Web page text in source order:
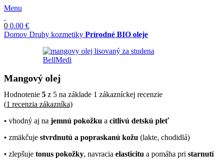
Menu
0 0.00 €
Domov Druhy kozmetiky Prírodné BIO oleje
Mangový olej
Hodnotenie 5 z 5 na základe 1 zákazníckej recenzie
(1 recenzia zákazníka)
• vhodný aj na jemnú pokožku a citlivú detskú pleť
• zmäkčuje stvrdnutú a popraskanú kožu (lak­te, chodidlá)
• zlepšuje tonus pokožky, navracia elasticitu a pomáha pri starnutí